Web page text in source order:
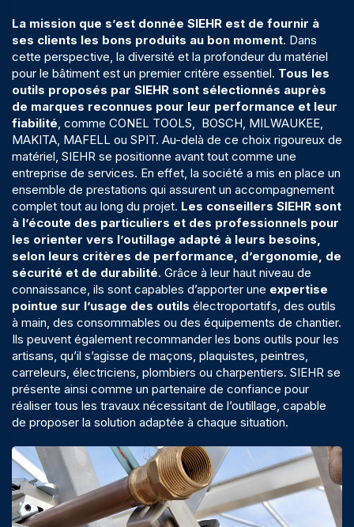
La mission que s’est donnée SIEHR est de fournir à
ses clients les bons produits au bon moment. Dans
cette perspective, la diversité et la profondeur du matériel
pour le bâtiment est un premier critère essentiel. Tous les
outils proposés par SIEHR sont sélectionnés auprès
de marques reconnues pour leur performance et leur
fiabilité , comme CONEL TOOLS, BOSCH, MILWAUKEE,
MAKITA, MAFELL ou SPIT. Au-delà de ce choix rigoureux de
matériel, SIEHR se positionne avant tout comme une
entreprise de services. En effet, la société a mis en place un
ensemble de prestations qui assurent un accompagnement
complet tout au long du projet. Les conseillers SIEHR sont
à l’écoute des particuliers et des professionnels pour
les orienter vers l’outillage adapté à leurs besoins,
selon leurs critères de performance, d’ergonomie, de
sécurité et de durabilité. Grâce à leur haut niveau de
connaissance, ils sont capables d’apporter une expertise
pointue sur l’usage des outils électroportatifs, des outils
à main, des consommables ou des équipements de chantier.
Ils peuvent également recommander les bons outils pour les
artisans, qu’il s’agisse de maçons, plaquistes, peintres,
carreleurs, électriciens, plombiers ou charpentiers. SIEHR se
présente ainsi comme un partenaire de confiance pour
réaliser tous les travaux nécessitant de l’outillage, capable
de proposer la solution adaptée à chaque situation.